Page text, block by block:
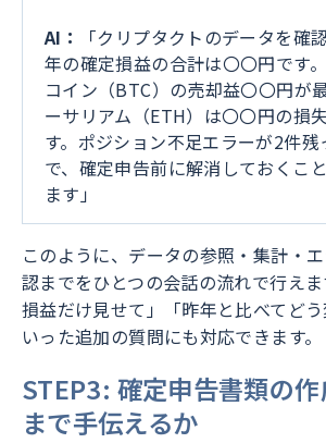
AI：
「クリプタクトのデータを確
年の確定損益の合計は〇〇円です
コイン（BTC）の売却益〇〇円が
ーサリアム（ETH）は〇〇円の損
す。ポジション不足エラーが2件残
で、確定申告前に解消しておくこ
ます」
このように、データの参照・集計・
認までをひとつの会話の流れで行え
損益だけ見せて」「昨年と比べてど
いった追加の質問にも対応できます。
STEP3: 確定申告書類の作
まで手伝えるか